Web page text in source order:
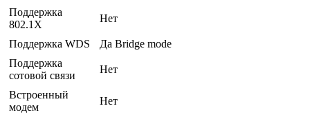
Поддержка
802.1X
Нет
Поддержка WDS
Да Bridge mode
Поддержка
сотовой связи
Нет
Встроенный
модем
Нет